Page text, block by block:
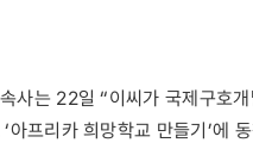
사는 22일 “이씨가 국제구호
아프리카 희망학교 만들기’에